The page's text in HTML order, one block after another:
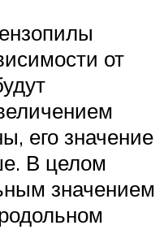
от
его значение
В целом
значением